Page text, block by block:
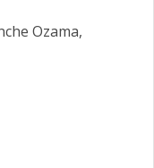
Ozama,